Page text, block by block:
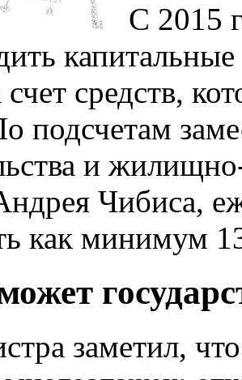
С 2015
средств,
подсчетам
и
Чибиса,
как минимум
заметил,